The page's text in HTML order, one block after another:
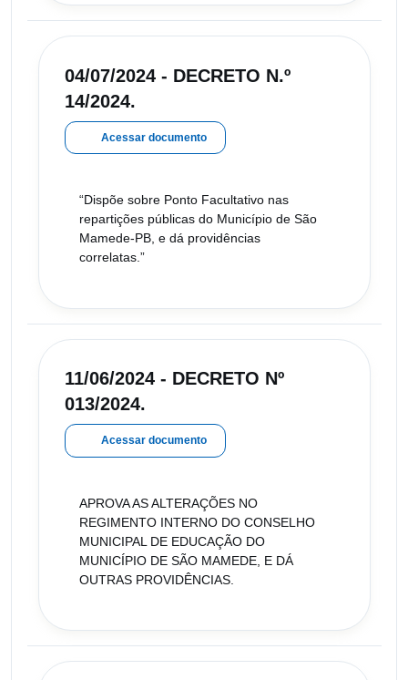
04/07/2024 - DECRETO N.º
14/2024.
Acessar documento
“Dispõe sobre Ponto Facultativo nas
repartições públicas do Município de São
Mamede-PB, e dá providências
correlatas.”
11/06/2024 - DECRETO Nº
013/2024.
Acessar documento
APROVA AS ALTERAÇÕES NO
REGIMENTO INTERNO DO CONSELHO
MUNICIPAL DE EDUCAÇÃO DO
MUNICÍPIO DE SÃO MAMEDE, E DÁ
OUTRAS PROVIDÊNCIAS.